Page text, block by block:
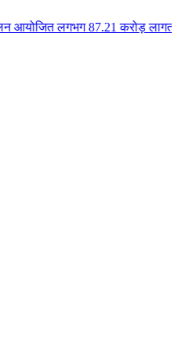
लागत के 41 विकास कार्यों